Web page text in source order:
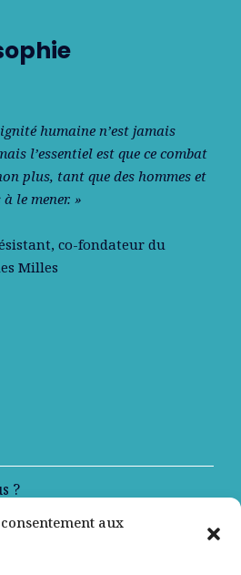
aux
humaine n’est jamais
l’essentiel est que ce combat
plus, tant que des hommes et
le mener. »
co-fondateur du
Milles
?